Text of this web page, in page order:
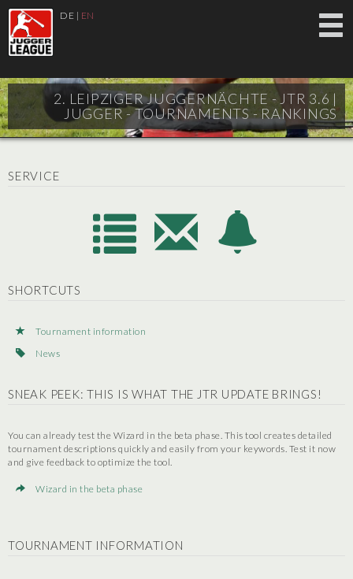
DE | EN
2. LEIPZIGER JUGGERNÄCHTE - JTR 3.6 |
JUGGER - TOURNAMENTS - RANKINGS
SERVICE
SHORTCUTS
Tournament information
News
SNEAK PEEK: THIS IS WHAT THE JTR UPDATE BRINGS!
You can already test the Wizard in the beta phase. This tool creates detailed
tournament descriptions quickly and easily from your keywords. Test it now
and give feedback to optimize the tool.
Wizard in the beta phase
TOURNAMENT INFORMATION